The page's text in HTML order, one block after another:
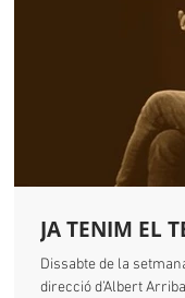
JA TENIM EL
Dissabte de la
direcció d’Albert